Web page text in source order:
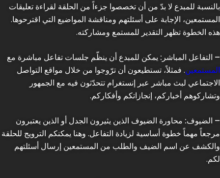
بالنسبة للمبدع لا بدّ من أن تخصصوا جزءاً من الحلقة لقراءة تعليقات
المستمعين، الإجابة على أسئلتهم ومناقشة المواضيع التي اقترحوها.
هذه الخطوة تظهر التقدير للمستمع ومشاركته.
– التفاعل المباشر: يمكن للمبدع أن ينظّم جلسات تفاعل مباشرة مع
المستمعين. فمثلاً، تستطيعون أن ترّوجوا من خلال مواقع التواصل
الاجتماعي لبث مباشر عبر إنستغرام تتحدّثون فيه مع الجمهور
وتشاركوهم أخباركم، إنجازاتكم وأفكاركم.
– الضيوف: محاورة الضيوف الذين يثيرون الجدل أو الذين يعتبرون
مرجعاً مهماً خطوة أساسية لزيادة التفاعل. وهنا يمكنكم الترويج للحلقة
والكشف عن اسم الضيف والطلب من المستمعين إرسال أسئلتهم
لكم.